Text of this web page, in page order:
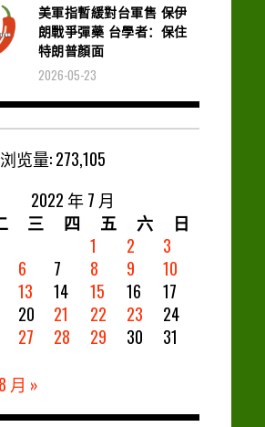
美軍指暫緩對台軍售 保伊
朗戰爭彈藥 台學者：保住
特朗普顏面
2026-05-23
览量:273,105
2022 年 7 月
三 四 五 六
日
1
2
3
6 7 8 9
10
13 14 15 16
17
20 21 22 23
24
27 28 29 30
31
8 月 »